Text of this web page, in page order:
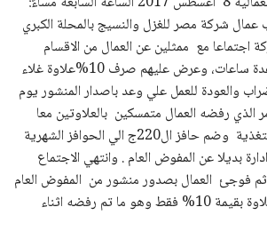
شركة مصر للغزل والنسيج بالمحلة الكبري
اجتماعا مع ممثلين عن العمال من الاقسام
المختلفة بالشركة منذ عدة ساعات، وعرض عليهم صرف 10%علاوة غلاء
والعودة للعمل علي وعد باصدار المنشور يوم
الذي رفضه العمال متمسكين بالعلاوتين معا
بالاضافة إلي رفع بدل التغذية وضم حافز ال220ج الي الحوافز الشهرية
بديلا عن المفوض العام . وانتهي الاجتماع
فوجئ العمال بصدور منشور من المفوض العام
بالموافقة علي صرف علاوة بقيمة 10% فقط وهو ما تم رفضه اثناء